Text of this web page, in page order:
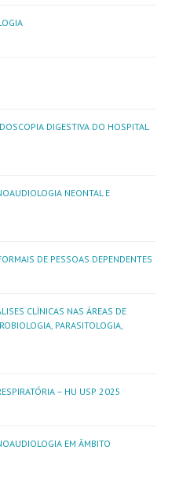
DIGESTIVA DO HOSPITAL
NEONTAL E
DE PESSOAS DEPENDENTES
CLÍNICAS NAS ÁREAS DE
PARASITOLOGIA,
– HU USP 2025
EM ÂMBITO